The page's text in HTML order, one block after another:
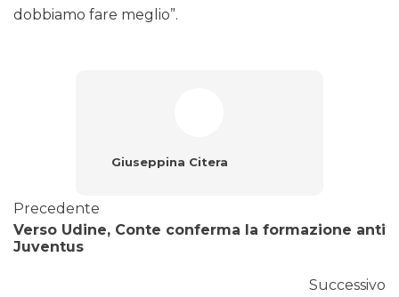
dobbiamo fare meglio”.
Giuseppina Citera
Precedente
Verso Udine, Conte conferma la formazione anti
Juventus
Successivo